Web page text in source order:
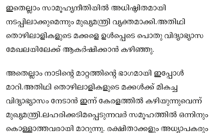
ഇതെല്ലാം സാമൂഹ്യനീതിയില്‍ അധിഷ്ഠിതമായി
നടപ്പിലാക്കുമെന്നും മുഖ്യമന്ത്രി വ്യക്തമാക്കി.അതിഥി
തൊഴിലാളികളുടെ മക്കളെ ഉള്‍പ്പെടെ പൊതു വിദ്യാഭ്യാസ
മേഖലയിലേക്ക് ആകർഷിക്കാൻ കഴിഞ്ഞു.
അതെല്ലാം നാടിന്റെ മാറ്റത്തിന്റെ ഭാഗമായി ഇപ്പോള്‍
മാറി.അതിഥി തൊഴിലാളികളുടെ മക്കള്‍ക്ക് മികച്ച
വിദ്യാഭ്യാസം നേടാൻ ഇന്ന് കേരളത്തില്‍ കഴിയുന്നുവെന്ന്
മുഖ്യമന്ത്രി.ലഹരിക്കടിമപ്പെടുന്നവർ സമൂഹത്തില്‍ ഒന്നിനും
കൊള്ളാത്തവരായി മാറുന്നു. രക്ഷിതാക്കളും അധ്യാപകരും